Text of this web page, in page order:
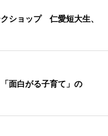
ショップ 仁愛短大生、
面白がる子育て」の